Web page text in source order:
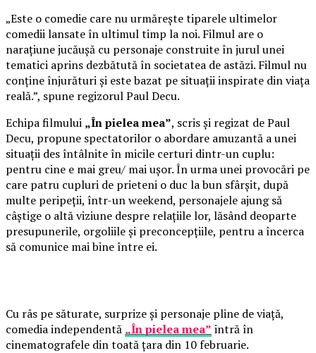
„Este o comedie care nu urmărește tiparele ultimelor
comedii lansate în ultimul timp la noi. Filmul are o
narațiune jucăușă cu personaje construite în jurul unei
tematici aprins dezbătută în societatea de astăzi. Filmul nu
conține înjurături și este bazat pe situații inspirate din viața
reală.”, spune regizorul Paul Decu.
Echipa filmului „În pielea mea”, scris și regizat de Paul
Decu, propune spectatorilor o abordare amuzantă a unei
situații des întâlnite în micile certuri dintr-un cuplu:
pentru cine e mai greu/ mai ușor. În urma unei provocări pe
care patru cupluri de prieteni o duc la bun sfârșit, după
multe peripeții, într-un weekend, personajele ajung să
câștige o altă viziune despre relațiile lor, lăsând deoparte
presupunerile, orgoliile și preconcepțiile, pentru a încerca
să comunice mai bine între ei.
Cu râs pe săturate, surprize și personaje pline de viață,
comedia independentă „În pielea mea” intră în
cinematografele din toată țara din 10 februarie.